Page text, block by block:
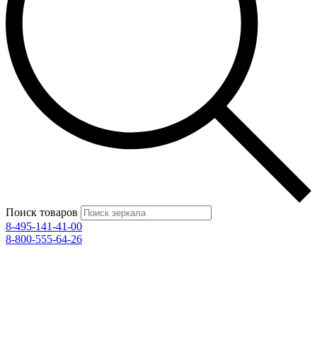
Поиск товаров
8-495-141-41-00
8-800-555-64-26